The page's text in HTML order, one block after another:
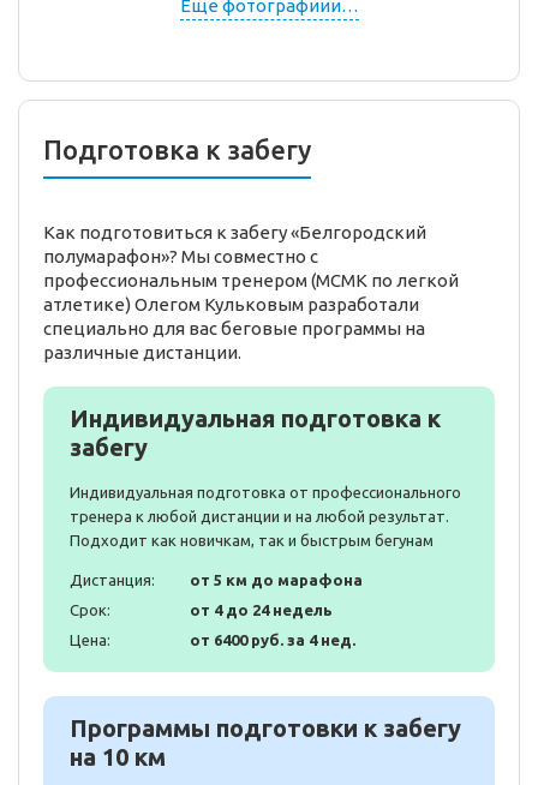
Еще фотографиии…
Подготовка к забегу
Как подготовиться к забегу «Белгородский
полумарафон»? Мы совместно с
профессиональным тренером (МСМК по легкой
атлетике) Олегом Кульковым разработали
специально для вас беговые программы на
различные дистанции.
Индивидуальная подготовка к
забегу
Индивидуальная подготовка от профессионального
тренера к любой дистанции и на любой результат.
Подходит как новичкам, так и быстрым бегунам
Дистанция:
от 5 км до марафона
Срок:
от 4 до 24 недель
Цена:
от 6400 руб. за 4 нед.
Программы подготовки к забегу
на 10 км